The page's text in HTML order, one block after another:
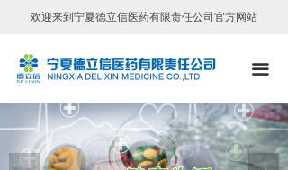
끀
首页
公司简介
领导致辞
组织机构
欢迎来到宁夏德立信医药有限责任公司官方网站